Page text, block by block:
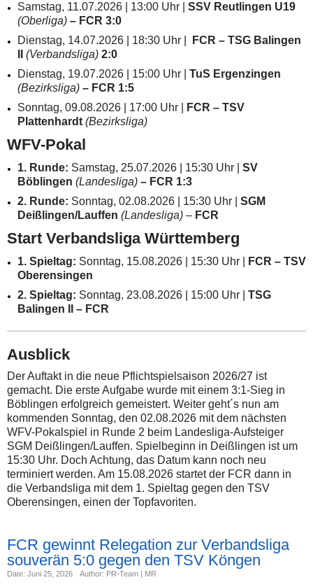
Samstag, 11.07.2026 | 13:00 Uhr | SSV Reutlingen U19
(Oberliga) – FCR 3:0
Dienstag, 14.07.2026 | 18:30 Uhr |
FCR – TSG Balingen
(Verbandsliga) 2:0
Dienstag, 19.07.2026 | 15:00 Uhr | TuS Ergenzingen
(Bezirksliga) – FCR 1:5
Sonntag, 09.08.2026 | 17:00 Uhr |
FCR – TSV
Plattenhardt (Bezirksliga)
WFV-Pokal
1. Runde: Samstag, 25.07.2026 | 15:30 Uhr | SV
Böblingen (Landesliga) – FCR 1:3
2. Runde: Sonntag, 02.08.2026 | 15:30 Uhr | SGM
Deißlingen/Lauffen (Landesliga) – FCR
Start Verbandsliga Württemberg
1. Spieltag: Sonntag, 15.08.2026 | 15:30 Uhr |
FCR – TSV
Oberensingen
2. Spieltag: Sonntag, 23.08.2026 | 15:00 Uhr | TSG
Balingen II – FCR
Ausblick
Der Auftakt in die neue Pflichtspielsaison 2026/27 ist
gemacht. Die erste Aufgabe wurde mit einem 3:1-Sieg in
Böblingen erfolgreich gemeistert. Weiter geht´s nun am
kommenden Sonntag, den 02.08.2026 mit dem nächsten
WFV-Pokalspiel in Runde 2 beim Landesliga-Aufsteiger
SGM Deißlingen/Lauffen. Spielbeginn in Deißlingen ist um
15:30 Uhr. Doch Achtung, das Datum kann noch neu
terminiert werden. Am 15.08.2026 startet der FCR dann in
die Verbandsliga mit dem 1. Spieltag gegen den TSV
Oberensingen, einen der Topfavoriten.
FCR gewinnt Relegation zur Verbandsliga
souverän 5:0 gegen den TSV Köngen
Date: Juni 25, 2026 Author: PR-Team | MR